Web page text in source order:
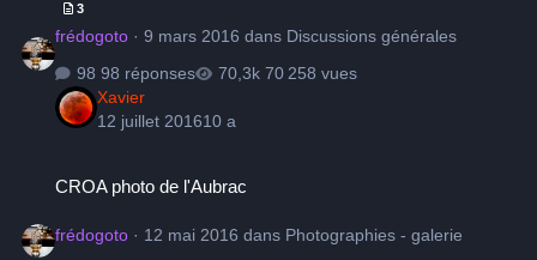
3
frédogoto ·9 mars 2016 dans Discussions générales
98 réponses
70 258 vues
Xavier
12 juillet 201610 a
CROA photo de l'Aubrac
frédogoto · 12 mai 2016 dans Photographies - galerie